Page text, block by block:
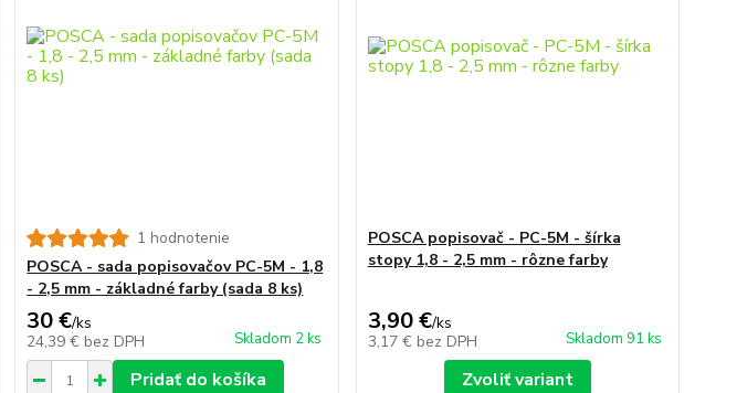
1 hodnotenie
POSCA - sada popisovačov PC-5M - 1,8
- 2,5 mm - základné farby (sada 8 ks)
30 €/ks
24,39 € bez DPH Skladom 2 ks
Pridať do košíka
POSCA popisovač - PC-5M - šírka
stopy 1,8 - 2,5 mm - rôzne farby
3,90 €/ks
3,17 € bez DPH Skladom 91 ks
Zvoliť variant